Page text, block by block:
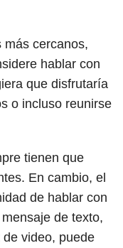
más cercanos,
hablar con
que disfrutaría
o incluso reunirse
tienen que
En cambio, el
de hablar con
de texto,
video, puede